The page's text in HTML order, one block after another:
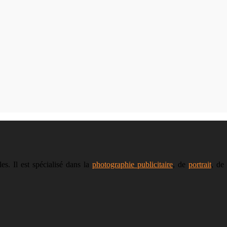
Il est spécialisé dans la photographie publicitaire, de portrait, de